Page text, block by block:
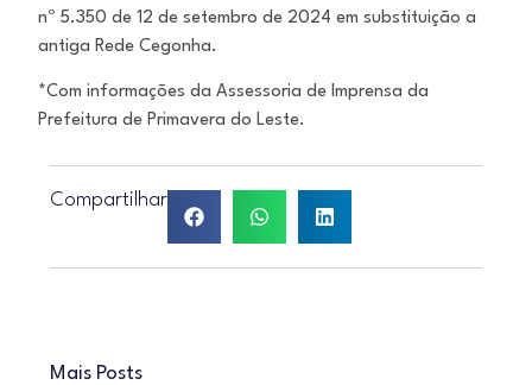
nº 5.350 de 12 de setembro de 2024 em substituição a
antiga Rede Cegonha.
*Com informações da Assessoria de Imprensa da
Prefeitura de Primavera do Leste.
Compartilhar
Mais Posts